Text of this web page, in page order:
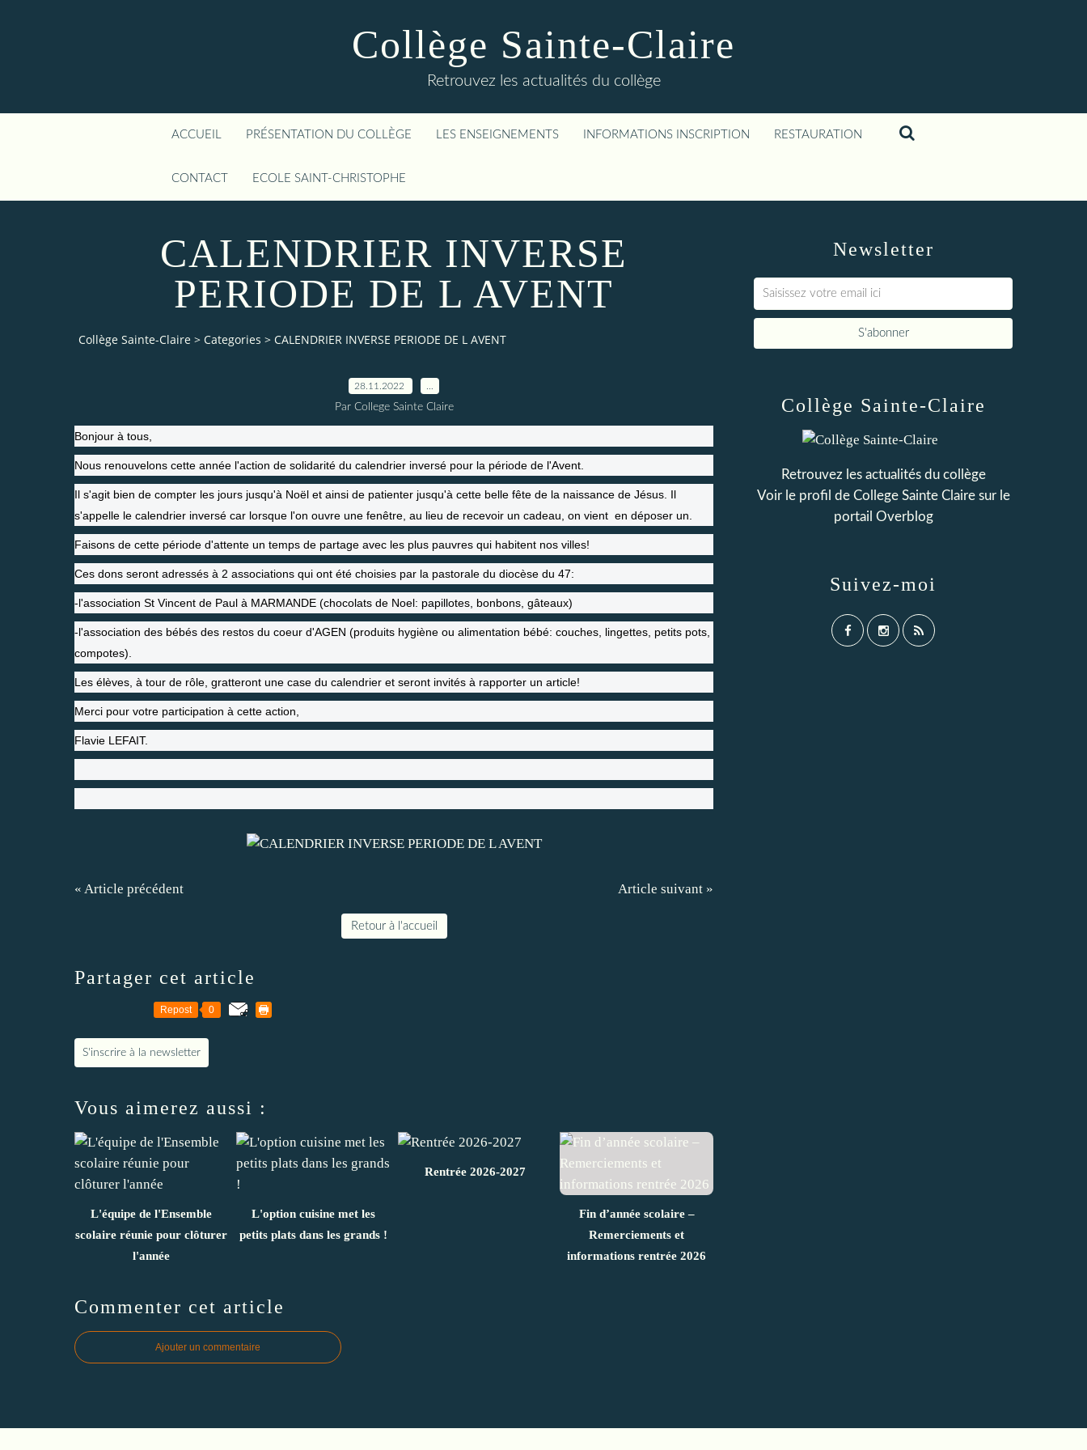
Collège Sainte-Claire
Retrouvez les actualités du collège
ACCUEIL PRÉSENTATION DU COLLÈGE LES ENSEIGNEMENTS INFORMATIONS INSCRIPTION RESTAURATION
CONTACT ECOLE SAINT-CHRISTOPHE
CALENDRIER INVERSE
PERIODE DE L AVENT
Collège Sainte-Claire > Categories > CALENDRIER INVERSE PERIODE DE L AVENT
28.11.2022
Par College Sainte Claire
Bonjour à tous,
Nous renouvelons cette année l'action de solidarité du calendrier inversé pour la période de l'Avent.
Il s'agit bien de compter les jours jusqu'à Noël et ainsi de patienter jusqu'à cette belle fête de la naissance de Jésus. Il
s'appelle le calendrier inversé car lorsque l'on ouvre une fenêtre, au lieu de recevoir un cadeau, on vient en déposer un.
Faisons de cette période d'attente un temps de partage avec les plus pauvres qui habitent nos villes!
Ces dons seront adressés à 2 associations qui ont été choisies par la pastorale du diocèse du 47:
-l'association St Vincent de Paul à MARMANDE (chocolats de Noel: papillotes, bonbons, gâteaux)
-l'association des bébés des restos du coeur d'AGEN (produits hygiène ou alimentation bébé: couches, lingettes, petits pots,
compotes).
Les élèves, à tour de rôle, gratteront une case du calendrier et seront invités à rapporter un article!
Merci pour votre participation à cette action,
Flavie LEFAIT.
« Article précédent Article suivant »
Retour à l'accueil
Partager cet article
Repost 0
S'inscrire à la newsletter
Vous aimerez aussi :
L'équipe de l'Ensemble
scolaire réunie pour clôturer
l'année
L'option cuisine met les
petits plats dans les grands !
Rentrée 2026-2027
Fin d’année scolaire –
Remerciements et
informations rentrée 2026
Commenter cet article
Ajouter un commentaire
Newsletter
Collège Sainte-Claire
Retrouvez les actualités du collège
Voir le profil de College Sainte Clairesur le
portail Overblog
Suivez-moi